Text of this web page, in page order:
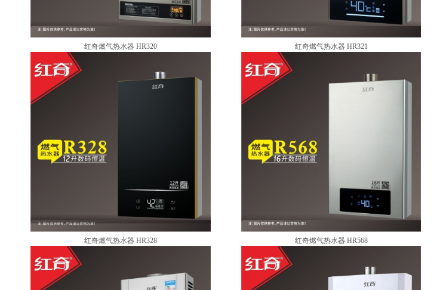
红奇燃气热水器 HR320 红奇燃气热水器 HR321
红奇燃气热水器 HR328 红奇燃气热水器 HR568